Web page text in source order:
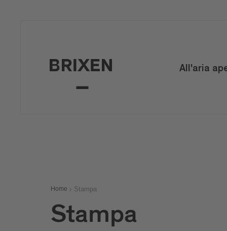
All'aria
Home Stampa
Stampa